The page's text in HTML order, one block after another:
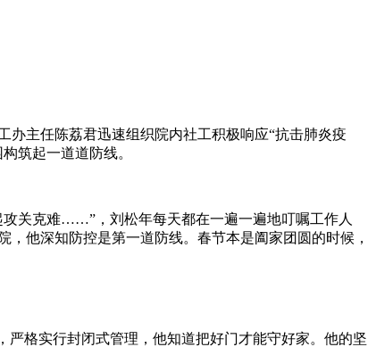
主任陈荔君迅速组织院内社工积极响应“抗击肺炎疫
筑起一道道防线。
关克难……”，刘松年每天都在一遍一遍地叮嘱工作人
他深知防控是第一道防线。春节本是阖家团圆的时候，
格实行封闭式管理，他知道把好门才能守好家。他的坚